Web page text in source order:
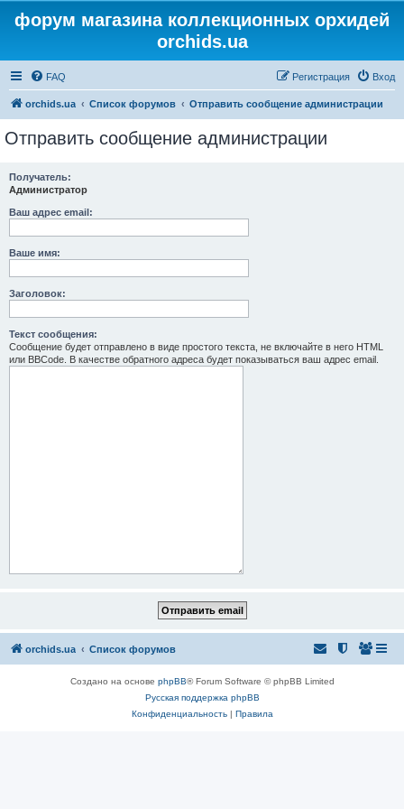
форум магазина коллекционных орхидей
orchids.ua
FAQ Вход
Регистрация
orchids.ua Список форумов Отправить сообщение администрации
Отправить сообщение администрации
Получатель:
Администратор
Ваш адрес email:
Ваше имя:
Заголовок:
Текст сообщения:
Сообщение будет отправлено в виде простого текста, не включайте в него HTML
или BBCode. В качестве обратного адреса будет показываться ваш адрес email.
orchids.ua Список форумов
Создано на основе phpBB® Forum Software © phpBB Limited
Русская поддержка phpBB
Конфиденциальность| Правила